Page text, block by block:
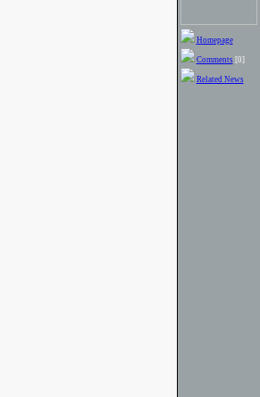
Homepage
Comments [0]
Related News